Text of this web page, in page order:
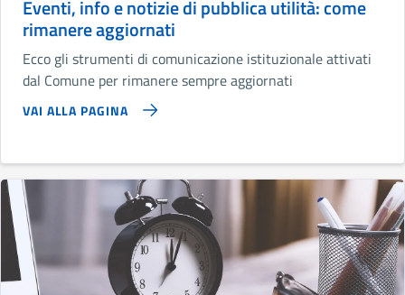
Eventi, info e notizie di pubblica utilità: come
rimanere aggiornati
Ecco gli strumenti di comunicazione istituzionale attivati
dal Comune per rimanere sempre aggiornati
VAI ALLA PAGINA